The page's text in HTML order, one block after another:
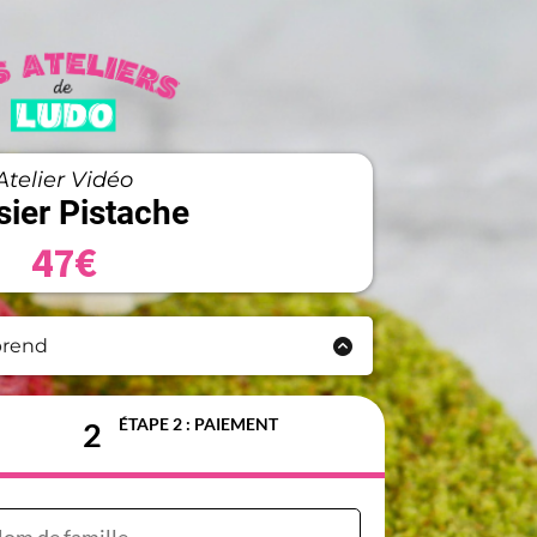
Vidéo
Pistache
47€
à vie!
imprimable
matériel
2 ÉTAPE 2 : PAIEMENT